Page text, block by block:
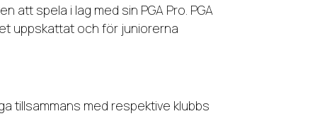
att spela i lag med sin PGA Pro. PGA
uppskattat och för juniorerna
tillsammans med respektive klubbs